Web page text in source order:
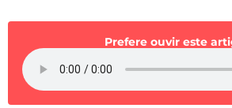
Prefere ouvir este